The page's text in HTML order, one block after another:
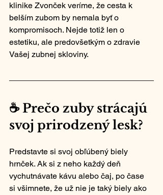
klinike Zvonček veríme, že cesta k
belším zubom by nemala byť o
kompromisoch. Nejde totiž len o
estetiku, ale predovšetkým o zdravie
Vašej zubnej skloviny.
☕ Prečo zuby strácajú
svoj prirodzený lesk?
Predstavte si svoj obľúbený biely
hrnček. Ak si z neho každý deň
vychutnávate kávu alebo čaj, po čase
si všimnete, že už nie je taký biely ako